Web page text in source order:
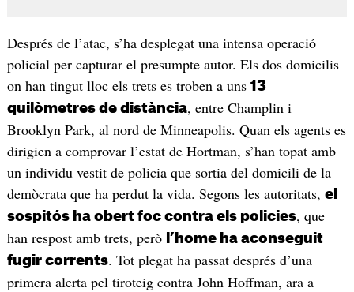
Després de l’atac, s’ha desplegat una intensa operació
policial per capturar el presumpte autor. Els dos domicilis
on han tingut lloc els trets es troben a uns 13
quilòmetres de distància, entre Champlin i
Brooklyn Park, al nord de Minneapolis. Quan els agents es
dirigien a comprovar l’estat de Hortman, s’han topat amb
un individu vestit de policia que sortia del domicili de la
demòcrata que ha perdut la vida. Segons les autoritats, el
sospitós ha obert foc contra els policies, que
han respost amb trets, però l’home ha aconseguit
fugir corrents. Tot plegat ha passat després d’una
primera alerta pel tiroteig contra John Hoffman, ara a